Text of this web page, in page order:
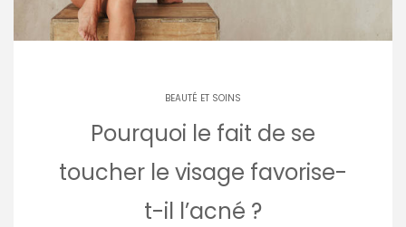
BEAUTÉ ET SOINS
Pourquoi le fait de se
toucher le visage favorise-
t-il l’acné ?